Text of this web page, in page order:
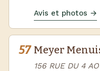
Avis et photos →
57 Meyer
156 RUE DU 4